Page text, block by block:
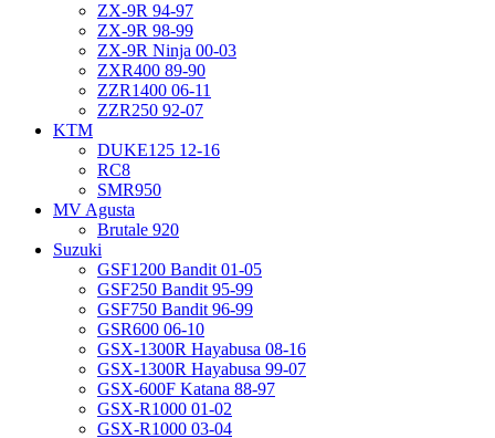
ZX-9R 94-97
ZX-9R 98-99
ZX-9R Ninja 00-03
ZXR400 89-90
ZZR1400 06-11
ZZR250 92-07
KTM
DUKE125 12-16
RC8
SMR950
MV Agusta
Brutale 920
Suzuki
GSF1200 Bandit 01-05
GSF250 Bandit 95-99
GSF750 Bandit 96-99
GSR600 06-10
GSX-1300R Hayabusa 08-16
GSX-1300R Hayabusa 99-07
GSX-600F Katana 88-97
GSX-R1000 01-02
GSX-R1000 03-04